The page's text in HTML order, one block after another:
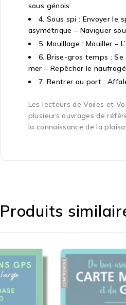
sous génois
4. Sous spi : Envoyer le
asymétrique – Naviguer
5. Mouillage : Mouiller –
6. Brise-gros temps : Se
mer – Repêcher le naufragé
7. Rentrer au port :
Les lecteurs de Voiles et
plusieurs ouvrages de
la connaissance de la
Produits